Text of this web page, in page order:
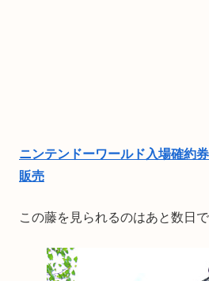
ニンテンドーワールド入場確約
販売
この藤を見られるのはあと数日